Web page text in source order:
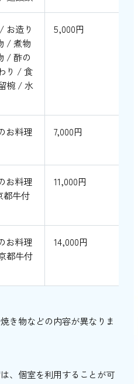
お造り
/ 煮物
/ 酢の
り / 食
椀 / 水
5,000円
お料理
7,000円
お料理
都牛付
11,000円
お料理
都牛付
14,000円
き物などの内容が異なりま
、個室を利用することが可